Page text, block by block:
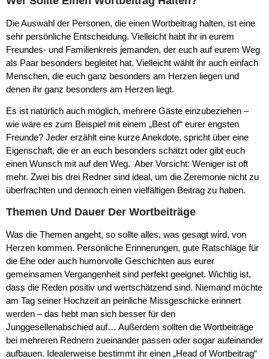
Die Auswahl der Personen, die einen Wortbeitrag halten, ist eine
sehr persönliche Entscheidung. Vielleicht habt ihr in eurem
Freundes- und Familienkreis jemanden, der euch auf eurem Weg
als Paar besonders begleitet hat. Vielleicht wählt ihr auch einfach
Menschen, die euch ganz besonders am Herzen liegen und
denen ihr ganz besonders am Herzen liegt.
Es ist natürlich auch möglich, mehrere Gäste einzubeziehen –
wie wäre es zum Beispiel mit einem „Best of“ eurer engsten
Freunde? Jeder erzählt eine kurze Anekdote, spricht über eine
Eigenschaft, die er an euch besonders schätzt oder gibt euch
einen Wunsch mit auf den Weg. Aber Vorsicht: Weniger ist oft
mehr. Zwei bis drei Redner sind ideal, um die Zeremonie nicht zu
überfrachten und dennoch einen vielfältigen Beitrag zu haben.
Themen Und Dauer Der Wortbeiträge
Was die Themen angeht, so sollte alles, was gesagt wird, von
Herzen kommen. Persönliche Erinnerungen, gute Ratschläge für
die Ehe oder auch humorvolle Geschichten aus eurer
gemeinsamen Vergangenheit sind perfekt geeignet. Wichtig ist,
dass die Reden positiv und wertschätzend sind. Niemand möchte
am Tag seiner Hochzeit an peinliche Missgeschicke erinnert
werden – das hebt man sich besser für den
Junggesellenabschied auf… Außerdem sollten die Wortbeiträge
bei mehreren Rednern zueinander passen oder sogar aufeinander
aufbauen. Idealerweise bestimmt ihr einen „Head of Wortbeitrag“